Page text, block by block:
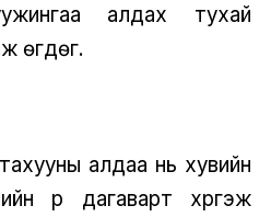
алдах тухай
өгдөг.
алдаа нь хувийн
үр дагаварт хүргэж